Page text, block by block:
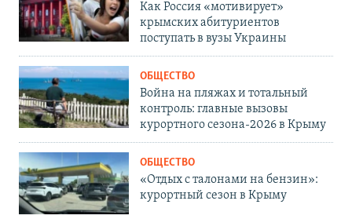
Как Россия «мотивирует»
крымских абитуриентов
поступать в вузы Украины
ОБЩЕСТВО
Война на пляжах и тотальный
контроль: главные вызовы
курортного сезона-2026 в Крыму
ОБЩЕСТВО
«Отдых с талонами на бензин»:
курортный сезон в Крыму